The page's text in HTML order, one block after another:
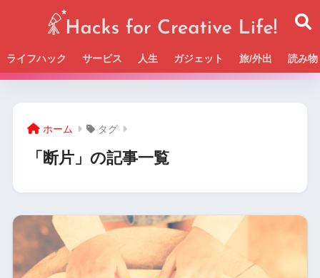
ライフハック サービス 人生 ガジェット 旅/外出 読み物
Beckの活動＆SNSまとめはこちら
ホーム タグ
「断片」の記事一覧